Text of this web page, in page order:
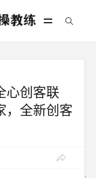
心创客联
，全新创客